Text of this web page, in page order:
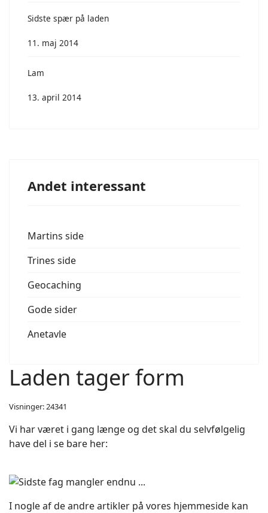
Sidste spær på laden
11. maj 2014
Lam
13. april 2014
Andet interessant
Martins side
Trines side
Geocaching
Gode sider
Anetavle
Laden tager form
Visninger: 24341
Vi har været i gang længe og det skal du selvfølgelig
have del i se bare her:
I nogle af de andre artikler på vores hjemmeside kan